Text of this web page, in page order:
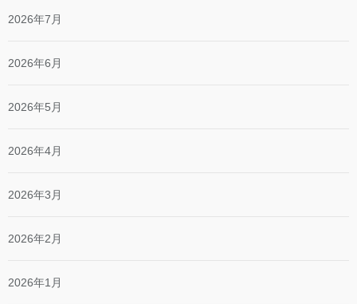
2026年7月
2026年6月
2026年5月
2026年4月
2026年3月
2026年2月
2026年1月